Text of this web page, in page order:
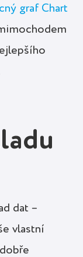
graf Chart
dat –
vlastní